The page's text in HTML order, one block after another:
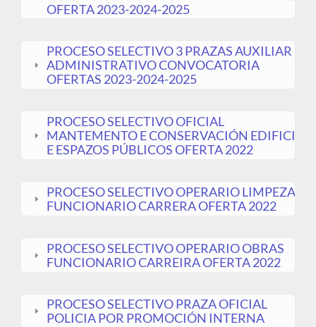
OFERTA 2023-2024-2025
PROCESO SELECTIVO 3 PRAZAS AUXILIAR
ADMINISTRATIVO CONVOCATORIA
OFERTAS 2023-2024-2025
PROCESO SELECTIVO OFICIAL
MANTEMENTO E CONSERVACIÓN EDIFICIOS
E ESPAZOS PÚBLICOS OFERTA 2022
PROCESO SELECTIVO OPERARIO LIMPEZA
FUNCIONARIO CARRERA OFERTA 2022
PROCESO SELECTIVO OPERARIO OBRAS
FUNCIONARIO CARREIRA OFERTA 2022
PROCESO SELECTIVO PRAZA OFICIAL
POLICIA POR PROMOCIÓN INTERNA